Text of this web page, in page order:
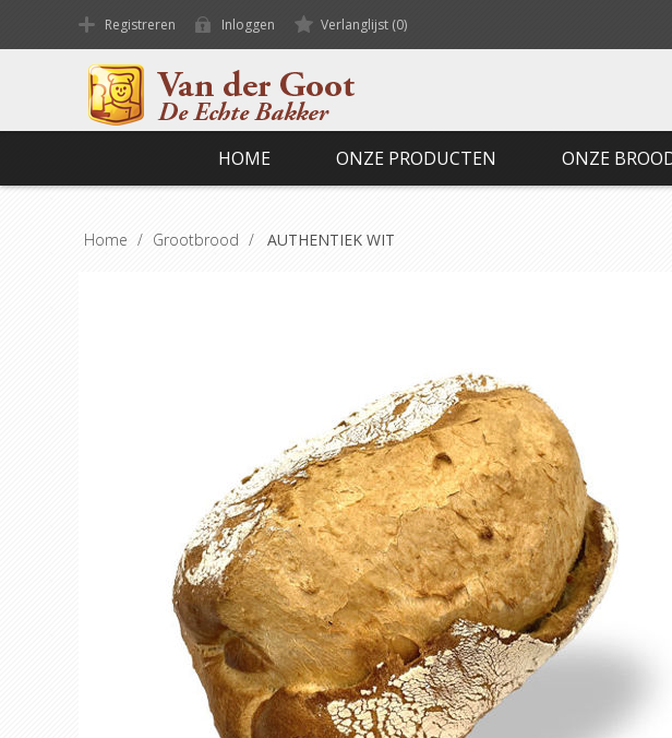
Registreren Inloggen Verlanglijst (0)
HOME ONZE PRODUCTEN ONZE
Home / Grootbrood / AUTHENTIEK WIT